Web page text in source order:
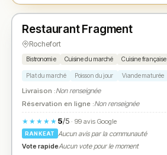
★ N° 2
Restaurant Fragment
Rochefort
Bistronomie Cuisine du marché Cuisine française
Plat du marché Poisson du jour Viande maturée
Livraison :Non renseignée
Réservation en ligne :Non renseignée
★★★★★ 5/5· 99 avis Google
RANKEAT
Aucun avis par la communauté
Vote rapideAucun vote pour le moment